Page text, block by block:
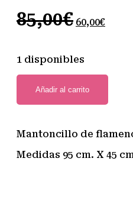
85,00€El
era:
85,00€.
60,00€El
es:
1 disponibles
Añadir al carrito
Mantoncillo de
Medidas 95 cm. X 45